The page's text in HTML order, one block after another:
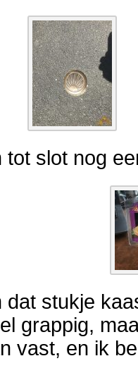
tot slot nog
dat stukje
grappig,
vast, en ik